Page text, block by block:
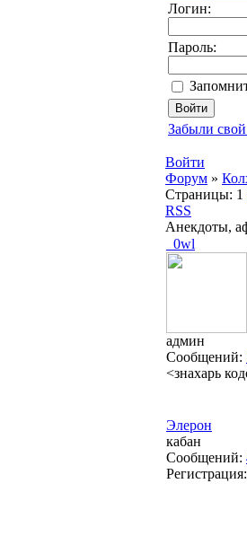
Логин:
Пароль:
Забыли
Войти
Форум »
Страницы: 1
RSS
Анекдоты,
_0wl
админ
Сообщений:
<знахарь
Элерон
кабан
Сообщений:
Регистрация: